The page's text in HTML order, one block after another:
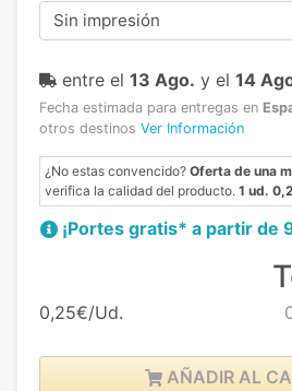
Sin impresión
entre el 13 Ago. y el 14
Fecha estimada para entregas en
otros destinos Ver Información
¿No estas convencido? Oferta de una
verifica la calidad del producto. 1 ud.
¡Portes gratis* a partir de
0,25€/Ud.
AÑADIR AL